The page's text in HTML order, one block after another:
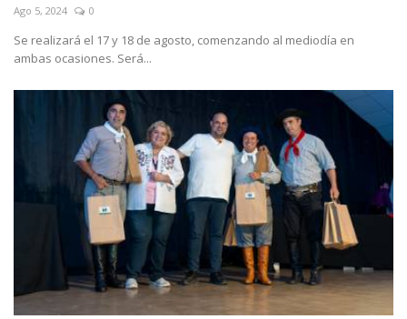
Ago 5, 2024 0
Se realizará el 17 y 18 de agosto, comenzando al mediodía en
ambas ocasiones. Será...